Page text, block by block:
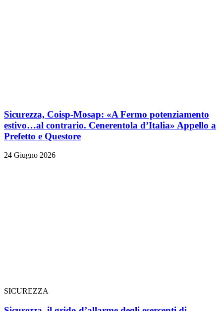
Sicurezza, Coisp-Mosap: «A Fermo potenziamento
estivo…al contrario. Cenerentola d’Italia» Appello a
Prefetto e Questore
24 Giugno 2026
SICUREZZA